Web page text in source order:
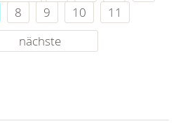
8 9 10
11
nächste